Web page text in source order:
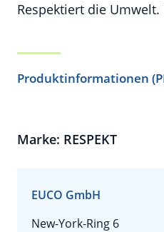
Respektiert die
Produktinformationen
Marke: RESPEKT
EUCO GmbH
New-York-Ring 6